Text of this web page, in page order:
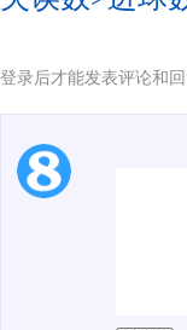
登录后才能发表评论和回
1.电